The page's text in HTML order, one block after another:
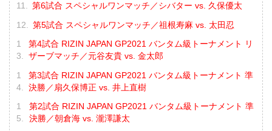
第6試合 スペシャルワンマッチ／シバター vs. 久保優太
第5試合 スペシャルワンマッチ／祖根寿麻 vs. 太田忍
第4試合 RIZIN JAPAN GP2021 バンタム級トーナメント リ
ザーブマッチ／元谷友貴 vs. 金太郎
第3試合 RIZIN JAPAN GP2021 バンタム級トーナメント 準
決勝／扇久保博正 vs. 井上直樹
第2試合 RIZIN JAPAN GP2021 バンタム級トーナメント 準
決勝／朝倉海 vs. 瀧澤謙太